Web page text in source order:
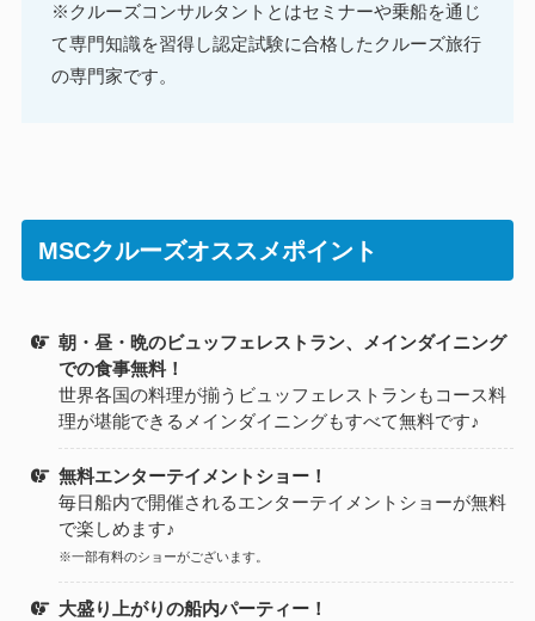
※クルーズコンサルタントとはセミナーや乗船を通じ
て専門知識を習得し認定試験に合格したクルーズ旅行
の専門家です。
MSCクルーズオススメポイント
朝・昼・晩のビュッフェレストラン、メインダイニング
での食事無料！
世界各国の料理が揃うビュッフェレストランもコース料
理が堪能できるメインダイニングもすべて無料です♪
無料エンターテイメントショー！
毎日船内で開催されるエンターテイメントショーが無料
で楽しめます♪
※一部有料のショーがございます。
大盛り上がりの船内パーティー！